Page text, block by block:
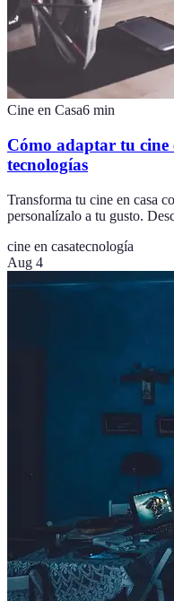
Cine en Casa6 min
Cómo adaptar tu cine
tecnologías
Transforma tu cine en casa
personalízalo a tu gusto.
cine en casatecnología
Aug 4